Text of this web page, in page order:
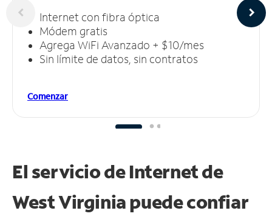
Internet con fibra óptica
Módem gratis
Agrega WiFi Avanzado + $10/mes
Sin límite de datos, sin contratos
Comenzar
El servicio de Internet de
West Virginia puedeconfiar